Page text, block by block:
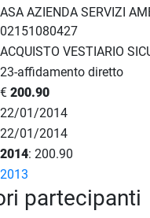
ASA AZIENDA SERVIZI
02151080427
ACQUISTO VESTIARIO
23-affidamento diretto
€ 200.90
22/01/2014
22/01/2014
2014: 200.90
2013
partecipanti